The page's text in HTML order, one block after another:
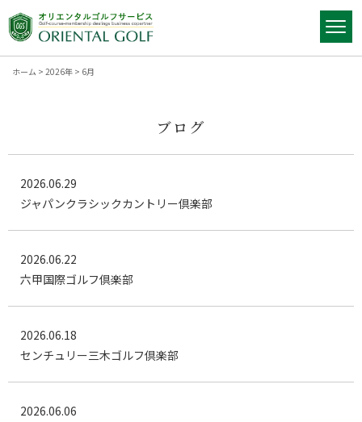
ホーム > 2026年 > 6月
ブログ
2026.06.29
ジャパンクラシックカントリー倶楽部
2026.06.22
六甲国際ゴルフ倶楽部
2026.06.18
センチュリー三木ゴルフ倶楽部
2026.06.06